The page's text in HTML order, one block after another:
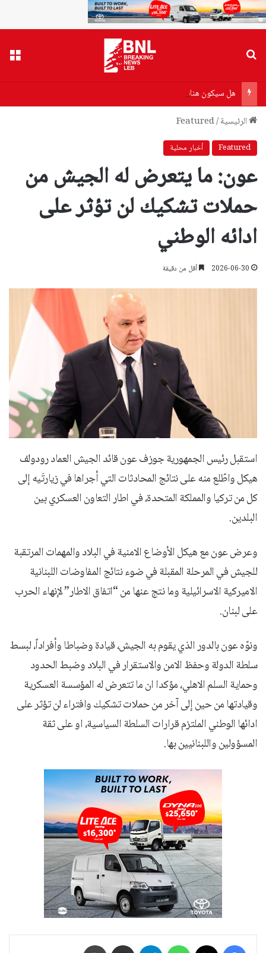
هل سيكون هناك أزمة بنزين أو مازوت؟
الرئيسية/
Featured
Featured أخبار محلية
عون: ما يتعرض له الجيش من
حملات تشكيك لن تؤثر على
ادائه الوطني
2026-06-30 أقل من دقيقة
استقبل رئيس الجمهورية جوزف عون قائد الجيش العماد رودولف
هيكل واطّلع منه على نتائج المحادثات التي أجراها في زيارتَيه إلى
كل من تركيا والمملكة المتحدة، في اطار التعاون العسكري بين
البلدين.
وعرض عون مع هيكل الأوضاع الامنية في البلاد والمهمات المرتقبة
للجيش في المرحلة المقبلة في ضوء نتائج المفاوضات اللبنانية
الاميركية الاسرائيلية وما نتج عنها من “اتفاق الاطار” لإنهاء الحرب
على لبنان.
ونوّه عون بالدور الذي يقوم به الجيش، قيادة وضباطا وأفراداً، لبسط
سلطة الدولة وحفظ الامن والاستقرار في البلاد وضبط الحدود
وحماية السلم الاهلي، مؤكدا ان ما تتعرض له المؤسسة العسكرية
وقيادتها من حين إلى آخر من حملات تشكيك وافتراء لن تؤثر على
ادائها الوطني الملتزم قرارات السلطة السياسية، او على ثقة
المسؤولين واللبنانيين بها.
فيسبوك واتساب تيلقرام مشاركة عبر البريد